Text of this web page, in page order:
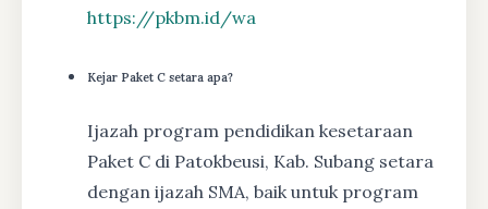
https://pkbm.id/wa
Kejar Paket C setara apa?
Ijazah program pendidikan kesetaraan
Paket C di Patokbeusi, Kab. Subang setara
dengan ijazah SMA, baik untuk program